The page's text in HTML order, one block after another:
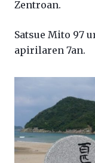
Zentroan.
Satsue Mito 97
apirilaren 7an.